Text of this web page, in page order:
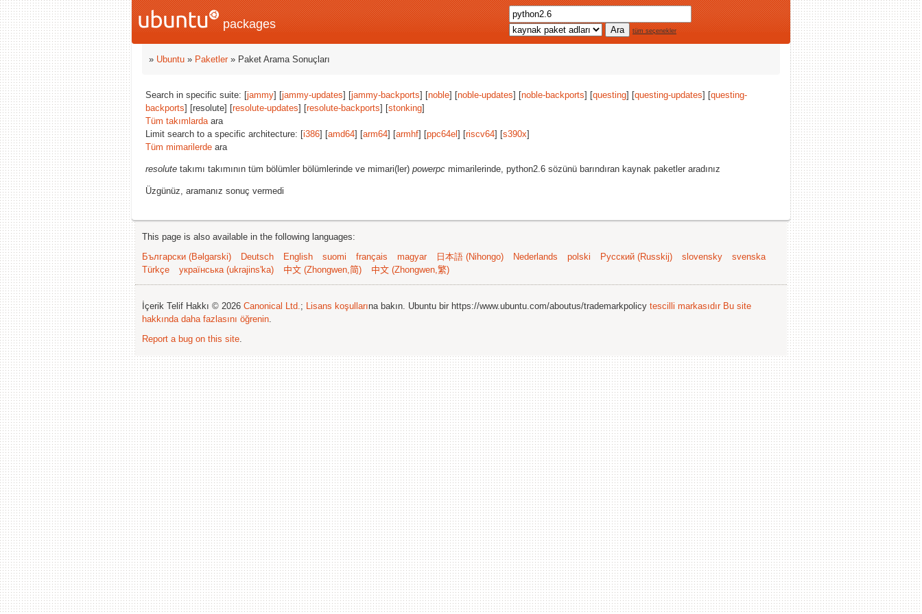
packages tüm seçenekler
» Ubuntu » Paketler» Paket Arama Sonuçları
Search in specific suite: [jammy] [jammy-updates] [jammy-backports] [noble] [noble-updates] [noble-backports] [questing] [questing-updates] [questing-
backports] [resolute] [resolute-updates] [resolute-backports] [stonking]
Tüm takımlardaara
Limit search to a specific architecture: [i386] [amd64] [arm64] [armhf] [ppc64el ] [riscv64] [s390x]
Tüm mimarilerde ara
resolute takımı takımının tüm bölümler bölümlerinde ve mimari(ler) powerpc mimarilerinde, python2.6 sözünü barındıran kaynak paketler aradınız
Üzgünüz, aramanız sonuç vermedi
This page is also available in the following languages:
Български (Bəlgarski)
Deutsch English suomi français magyar 日本語 (Nihongo) Nederlands polski Русский (Russkij) slovensky
svenska
Türkçe
українська (ukrajins'ka) 中文 (Zhongwen,简) 中文 (Zhongwen,繁)
İçerik Telif Hakkı © 2026 Canonical Ltd.; Lisans koşullarına bakın. Ubuntu bir https://www.ubuntu.com/aboutus/trademarkpolicy tescilli markasıdır Bu site
hakkında daha fazlasını öğrenin.
Report a bug on this site.